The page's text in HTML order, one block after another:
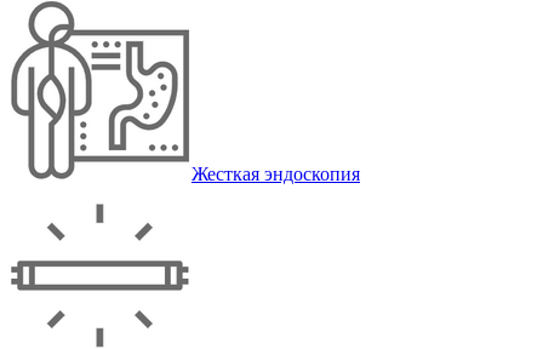
Жесткая эндоскопия